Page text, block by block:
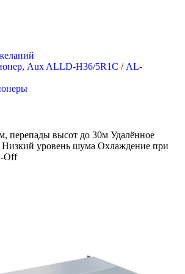
Aux ALLD-H36/5R1С / AL-
перепады высот до 30м Удалённое
Низкий уровень шума Охлаждение при
Off